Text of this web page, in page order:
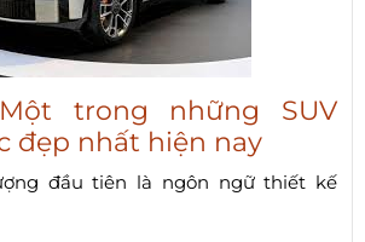
trong những SUV
đẹp nhất hiện nay
đầu tiên là ngôn ngữ thiết kế